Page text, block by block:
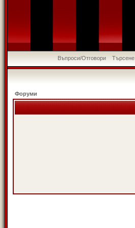
Въпроси/Отговори Търсене
Форуми